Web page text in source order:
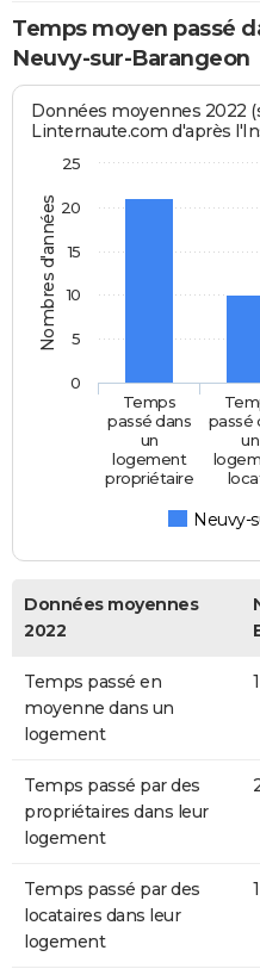
Temps moyen passé
Neuvy-sur-Barangeon
Nombres d'années
Données moyennes 2022
Linternaute.com d'après
Neuvy-
Temps
passé dans
un
logement
propriétaire
passé
un
0
5
10
15
20
25
Données moyennes
2022
Temps passé en
moyenne dans un
logement
Temps passé par des
propriétaires dans leur
logement
Temps passé par des
locataires dans leur
logement